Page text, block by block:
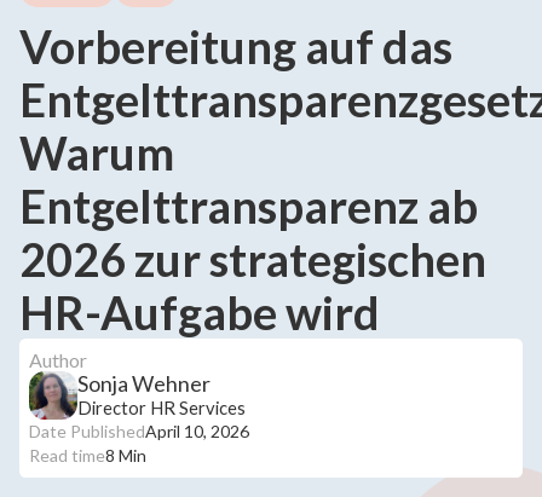
Vorbereitung auf das
Warum
Entgelttransparenz ab
2026 zur strategischen
HR-Aufgabe wird
Author
Sonja Wehner
Director HR Services
Date PublishedApril 10, 2026
Read time8 Min